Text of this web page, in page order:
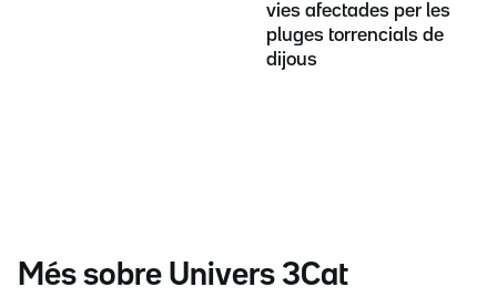
vies afectades per les
pluges torrencials de
dijous
Més sobre Univers 3Cat